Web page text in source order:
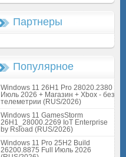
Партнеры
Популярное
Windows 11 26H1 Pro 28020.2380
Июль 2026 + Магазин + Xbox - без
телеметрии (RUS/2026)
Windows 11 GamesStorm
26H1_28000.2269 IoT Enterprise
by Rsload (RUS/2026)
Windows 11 Pro 25H2 Build
26200.8875 Full Июль 2026